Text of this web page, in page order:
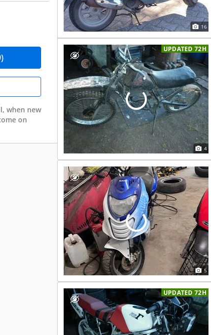
when new
on
16
UPDATED 72H
4
5
UPDATED 72H